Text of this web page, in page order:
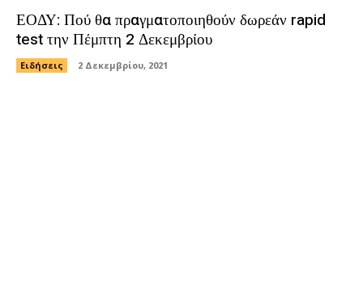
ΕΟΔΥ: Πού θα πραγματοποιηθούν δωρεάν rapid
test την Πέμπτη 2 Δεκεμβρίου
Ειδήσεις 2 Δεκεμβρίου, 2021